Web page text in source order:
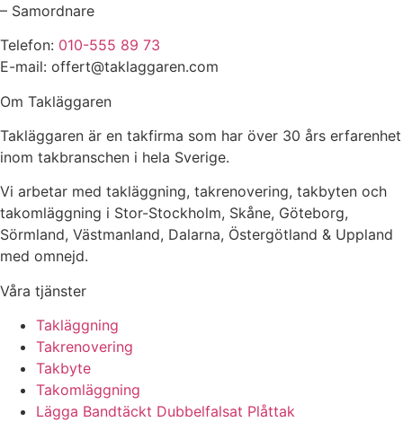
– Samordnare
Telefon: 010-555 89 73
E-mail: offert@taklaggaren.com
Om Takläggaren
Takläggaren är en takfirma som har över 30 års erfarenhet
inom takbranschen i hela Sverige.
Vi arbetar med takläggning, takrenovering, takbyten och
takomläggning i Stor-Stockholm, Skåne, Göteborg,
Sörmland, Västmanland, Dalarna, Östergötland & Uppland
med omnejd.
Våra tjänster
Takläggning
Takrenovering
Takbyte
Takomläggning
Lägga Bandtäckt Dubbelfalsat Plåttak